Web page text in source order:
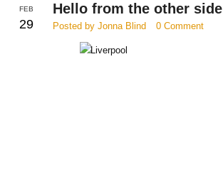
FEB
29
Hello from the other side
Posted by Jonna Blind 0 Comment